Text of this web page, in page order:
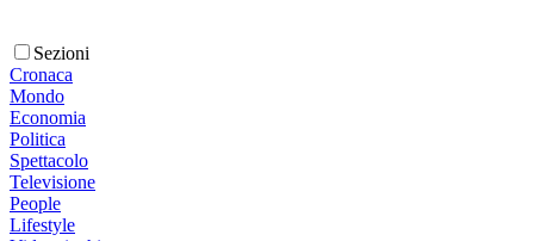
Sezioni
Cronaca
Mondo
Economia
Politica
Spettacolo
Televisione
People
Lifestyle